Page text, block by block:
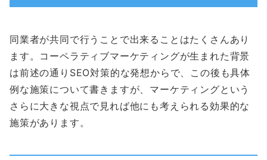
同業者が共同で行うことで出来ることはたくさんあり
ます。コーペラティブマーケティングが生まれた背景
は前述の通りSEO対策的な発想からで、この後も具体
例な施策について書きますが、マーケティングという
さらに大きな視点で見れば他にも考えられる効果的な
施策があります。